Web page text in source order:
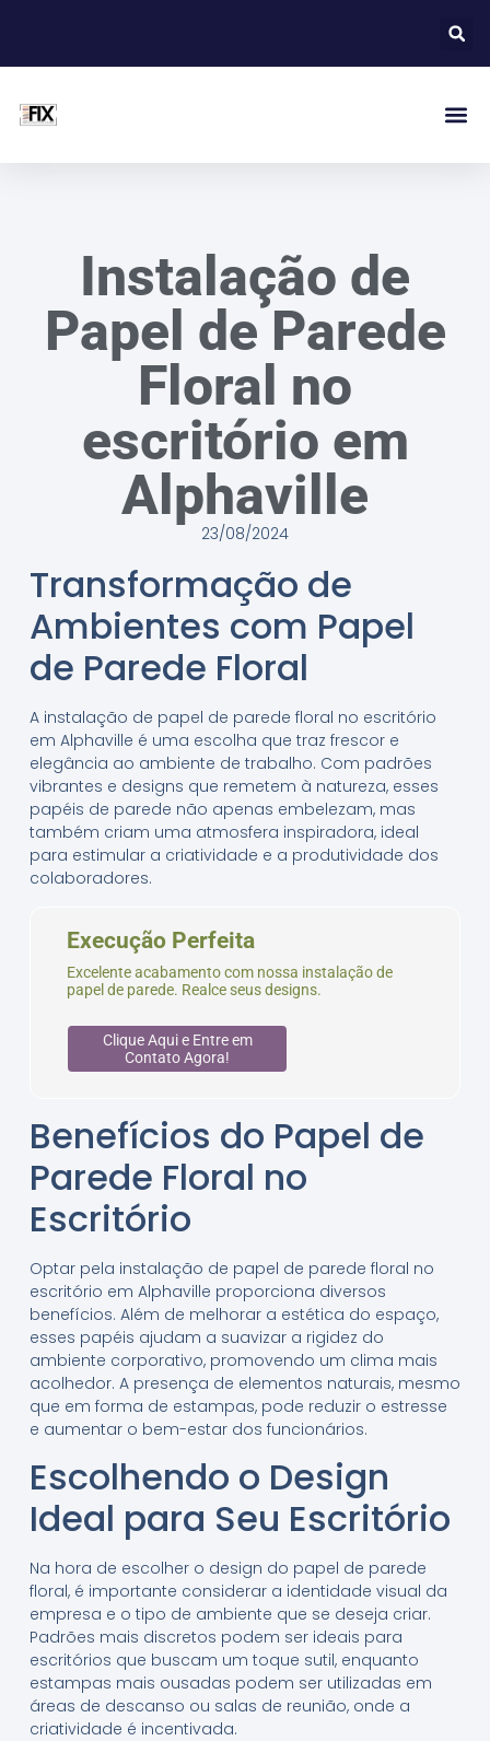
Instalação de
Papel de Parede
Floral no
escritório em
Alphaville
23/08/2024
Transformação de
Ambientes com Papel
de Parede Floral
A instalação de papel de parede floral no escritório
em Alphaville é uma escolha que traz frescor e
elegância ao ambiente de trabalho. Com padrões
vibrantes e designs que remetem à natureza, esses
papéis de parede não apenas embelezam, mas
também criam uma atmosfera inspiradora, ideal
para estimular a criatividade e a produtividade dos
colaboradores.
Execução Perfeita
Excelente acabamento com nossa instalação de
papel de parede. Realce seus designs.
Clique Aqui e Entre em
Contato Agora!
Benefícios do Papel de
Parede Floral no
Escritório
Optar pela instalação de papel de parede floral no
escritório em Alphaville proporciona diversos
benefícios. Além de melhorar a estética do espaço,
esses papéis ajudam a suavizar a rigidez do
ambiente corporativo, promovendo um clima mais
acolhedor. A presença de elementos naturais, mesmo
que em forma de estampas, pode reduzir o estresse
e aumentar o bem-estar dos funcionários.
Escolhendo o Design
Ideal para Seu Escritório
Na hora de escolher o design do papel de parede
floral, é importante considerar a identidade visual da
empresa e o tipo de ambiente que se deseja criar.
Padrões mais discretos podem ser ideais para
escritórios que buscam um toque sutil, enquanto
estampas mais ousadas podem ser utilizadas em
áreas de descanso ou salas de reunião, onde a
criatividade é incentivada.